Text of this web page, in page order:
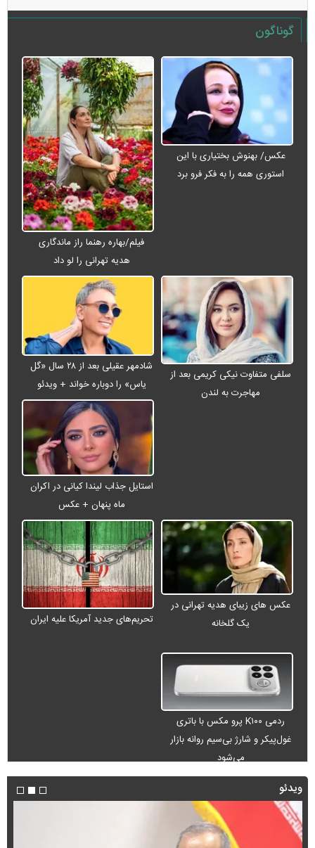
گوناگون
عکس/ بهنوش بختیاری با این
استوری همه را به فکر فرو برد
فیلم/بهاره رهنما راز ماندگاری
هدیه تهرانی را لو داد
سلفی متفاوت نیکی کریمی بعد از
مهاجرت به لندن
شادمهر عقیلی بعد از ۲۸ سال «گل
یاس» را دوباره خواند + ویدئو
استایل جذاب لیندا کیانی در اکران
ماه پنهان + عکس
عکس های زیبای هدیه تهرانی در
یک گلخانه
تحریم‌های جدید آمریکا علیه ایران
ردمی K۱۰۰ پرو مکس با باتری
غول‌پیکر و شارژ بی‌سیم روانه بازار
می‌شود
ویدئو